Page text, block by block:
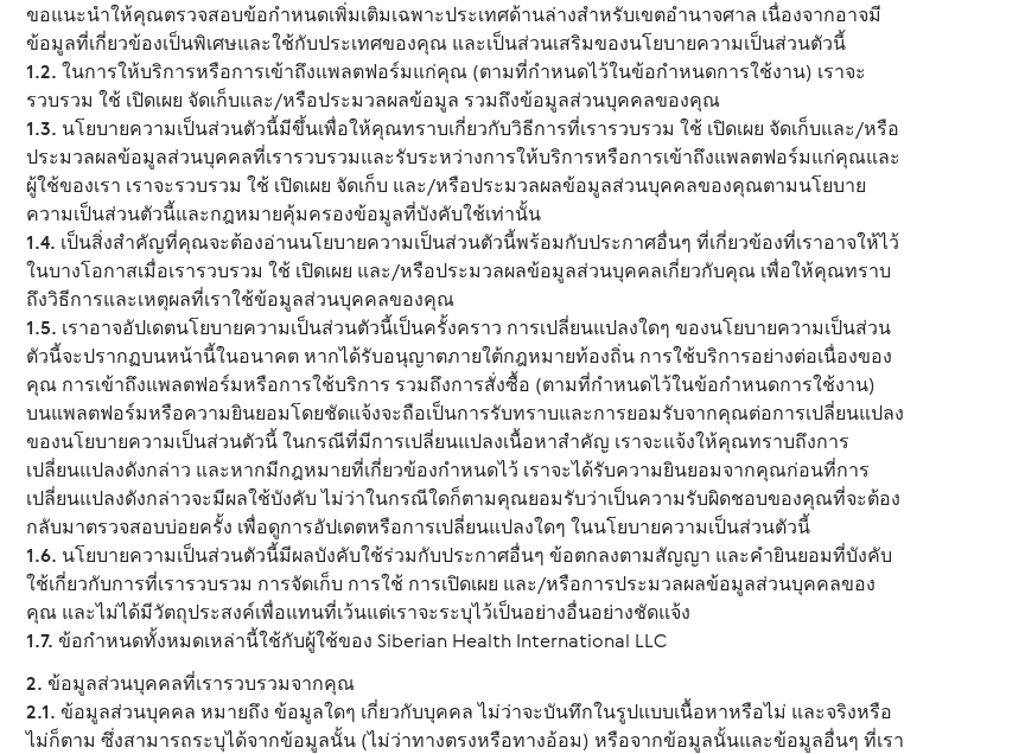
ขอแนะนำให้คุณตรวจสอบข้อกำหนดเพิ่มเติมเฉพาะประเทศด้านล่างสำหรับเขตอำนาจศาล เนื่องจากอาจมี
ข้อมูลที่เกี่ยวข้องเป็นพิเศษและใช้กับประเทศของคุณ และเป็นส่วนเสริมของนโยบายความเป็นส่วนตัวนี้
1.2. ในการให้บริการหรือการเข้าถึงแพลตฟอร์มแก่คุณ (ตามที่กำหนดไว้ในข้อกำหนดการใช้งาน) เราจะ
รวบรวม ใช้ เปิดเผย จัดเก็บและ/หรือประมวลผลข้อมูล รวมถึงข้อมูลส่วนบุคคลของคุณ
1.3. นโยบายความเป็นส่วนตัวนี้มีขึ้นเพื่อให้คุณทราบเกี่ยวกับวิธีการที่เรารวบรวม ใช้ เปิดเผย จัดเก็บและ/หรือ
ประมวลผลข้อมูลส่วนบุคคลที่เรารวบรวมและรับระหว่างการให้บริการหรือการเข้าถึงแพลตฟอร์มแก่คุณและ
ผู้ใช้ของเรา เราจะรวบรวม ใช้ เปิดเผย จัดเก็บ และ/หรือประมวลผลข้อมูลส่วนบุคคลของคุณตามนโยบาย
ความเป็นส่วนตัวนี้และกฎหมายคุ้มครองข้อมูลที่บังคับใช้เท่านั้น
1.4. เป็นสิ่งสำคัญที่คุณจะต้องอ่านนโยบายความเป็นส่วนตัวนี้พร้อมกับประกาศอื่นๆ ที่เกี่ยวข้องที่เราอาจให้ไว้
ในบางโอกาสเมื่อเรารวบรวม ใช้ เปิดเผย และ/หรือประมวลผลข้อมูลส่วนบุคคลเกี่ยวกับคุณ เพื่อให้คุณทราบ
ถึงวิธีการและเหตุผลที่เราใช้ข้อมูลส่วนบุคคลของคุณ
1.5. เราอาจอัปเดตนโยบายความเป็นส่วนตัวนี้เป็นครั้งคราว การเปลี่ยนแปลงใดๆ ของนโยบายความเป็นส่วน
ตัวนี้จะปรากฏบนหน้านี้ในอนาคต หากได้รับอนุญาตภายใต้กฎหมายท้องถิ่น การใช้บริการอย่างต่อเนื่องของ
คุณ การเข้าถึงแพลตฟอร์มหรือการใช้บริการ รวมถึงการสั่งซื้อ (ตามที่กำหนดไว้ในข้อกำหนดการใช้งาน)
บนแพลตฟอร์มหรือความยินยอมโดยชัดแจ้งจะถือเป็นการรับทราบและการยอมรับจากคุณต่อการเปลี่ยนแปลง
ของนโยบายความเป็นส่วนตัวนี้ ในกรณีที่มีการเปลี่ยนแปลงเนื้อหาสำคัญ เราจะแจ้งให้คุณทราบถึงการ
เปลี่ยนแปลงดังกล่าว และหากมีกฎหมายที่เกี่ยวข้องกำหนดไว้ เราจะได้รับความยินยอมจากคุณก่อนที่การ
เปลี่ยนแปลงดังกล่าวจะมีผลใช้บังคับ ไม่ว่าในกรณีใดก็ตามคุณยอมรับว่าเป็นความรับผิดชอบของคุณที่จะต้อง
กลับมาตรวจสอบบ่อยครั้ง เพื่อดูการอัปเดตหรือการเปลี่ยนแปลงใดๆ ในนโยบายความเป็นส่วนตัวนี้
1.6. นโยบายความเป็นส่วนตัวนี้มีผลบังคับใช้ร่วมกับประกาศอื่นๆ ข้อตกลงตามสัญญา และคำยินยอมที่บังคับ
ใช้เกี่ยวกับการที่เรารวบรวม การจัดเก็บ การใช้ การเปิดเผย และ/หรือการประมวลผลข้อมูลส่วนบุคคลของ
คุณ และไม่ได้มีวัตถุประสงค์เพื่อแทนที่เว้นแต่เราจะระบุไว้เป็นอย่างอื่นอย่างชัดแจ้ง
1.7. ข้อกำหนดทั้งหมดเหล่านี้ใช้กับผู้ใช้ของ Siberian Health International LLC
2. ข้อมูลส่วนบุคคลที่เรารวบรวมจากคุณ
2.1. ข้อมูลส่วนบุคคล หมายถึง ข้อมูลใดๆ เกี่ยวกับบุคคล ไม่ว่าจะบันทึกในรูปแบบเนื้อหาหรือไม่ และจริงหรือ
ไม่ก็ตาม ซึ่งสามารถระบุได้จากข้อมูลนั้น (ไม่ว่าทางตรงหรือทางอ้อม) หรือจากข้อมูลนั้นและข้อมูลอื่นๆ ที่เรา